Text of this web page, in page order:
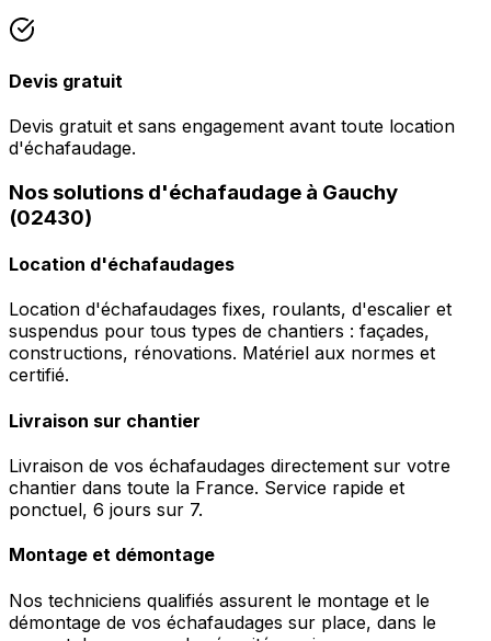
Devis gratuit
Devis gratuit et sans engagement avant toute location
d'échafaudage.
Nos solutions d'échafaudage à Gauchy
(02430)
Location d'échafaudages
Location d'échafaudages fixes, roulants, d'escalier et
suspendus pour tous types de chantiers : façades,
constructions, rénovations. Matériel aux normes et
certifié.
Livraison sur chantier
Livraison de vos échafaudages directement sur votre
chantier dans toute la France. Service rapide et
ponctuel, 6 jours sur 7.
Montage et démontage
Nos techniciens qualifiés assurent le montage et le
démontage de vos échafaudages sur place, dans le